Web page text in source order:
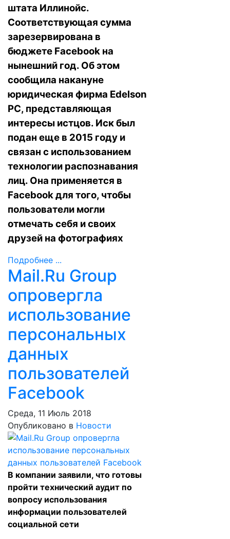
штата Иллинойс.
Соответствующая сумма
зарезервирована в
бюджете Facebook на
нынешний год. Об этом
сообщила накануне
юридическая фирма Edelson
PC, представляющая
интересы истцов. Иск был
подан еще в 2015 году и
связан с использованием
технологии распознавания
лиц. Она применяется в
Facebook для того, чтобы
пользователи могли
отмечать себя и своих
друзей на фотографиях
Подробнее ...
Mail.Ru Group
опровергла
использование
персональных
данных
пользователей
Facebook
Среда, 11 Июль 2018
Опубликовано в Новости
В компании заявили, что готовы
пройти технический аудит по
вопросу использования
информации пользователей
социальной сети